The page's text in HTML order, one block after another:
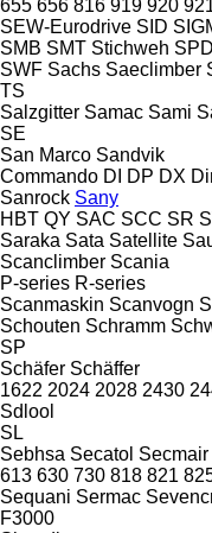
655 656 816 919 920
SEW-Eurodrive SID
SMB SMT Stichweh SPD
SWF Sachs Saeclimber
TS
Salzgitter Samac Sami
SE
San Marco Sandvik
Commando DI DP DX
Sanrock Sany
HBT QY SAC SCC SR
Saraka Sata Satellite
Scanclimber Scania
P-series R-series
Scanmaskin Scanvogn
Schouten Schramm
SP
Schäfer Schäffer
1622 2024 2028 2430
Sdlool
SL
Sebhsa Secatol Secmair
613 630 730 818 821
Sequani Sermac
F3000